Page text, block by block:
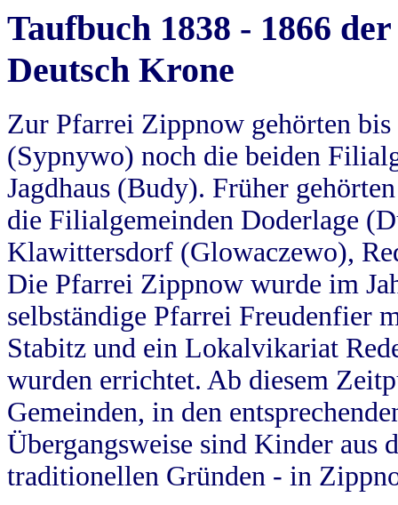
Taufbuch 1838 - 1866
Deutsch Krone
Zur Pfarrei Zippnow gehörten
(Sypnywo) noch die beiden
Jagdhaus (Budy). Früher
die Filialgemeinden Doderlage
Klawittersdorf (Glowaczewo),
Die Pfarrei Zippnow wurde im
selbständige Pfarrei Freudenfier
Stabitz und ein Lokalvikariat
wurden errichtet. Ab diesem
Gemeinden, in den
Übergangsweise sind Kinder aus
traditionellen Gründen - in